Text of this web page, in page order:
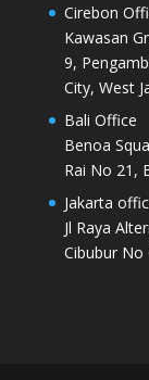
Cirebon
Kawasan
9,
City, West
Bali Office
Benoa
Rai No 21,
Jakarta
Jl Raya
Cibubur No